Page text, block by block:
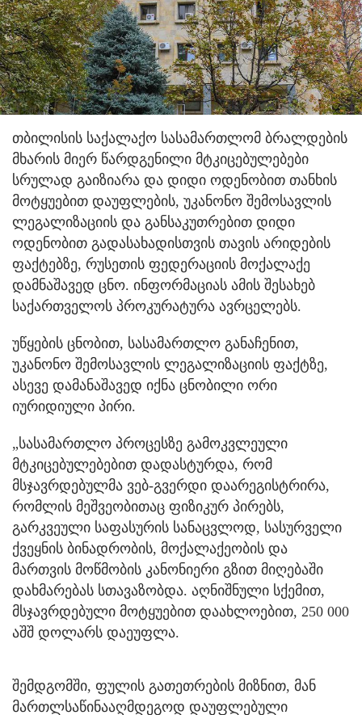
თბილისის საქალაქო სასამართლომ ბრალდების
მხარის მიერ წარდგენილი მტკიცებულებები
სრულად გაიზიარა და დიდი ოდენობით თანხის
მოტყუებით დაუფლების, უკანონო შემოსავლის
ლეგალიზაციის და განსაკუთრებით დიდი
ოდენობით გადასახადისთვის თავის არიდების
ფაქტებზე, რუსეთის ფედერაციის მოქალაქე
დამნაშავედ ცნო. ინფორმაციას ამის შესახებ
საქართველოს პროკურატურა ავრცელებს.
უწყების ცნობით, სასამართლო განაჩენით,
უკანონო შემოსავლის ლეგალიზაციის ფაქტზე,
ასევე დამანაშავედ იქნა ცნობილი ორი
იურიდიული პირი.
„სასამართლო პროცესზე გამოკვლეული
მტკიცებულებებით დადასტურდა, რომ
მსჯავრდებულმა ვებ-გვერდი დაარეგისტრირა,
რომლის მეშვეობითაც ფიზიკურ პირებს,
გარკვეული საფასურის სანაცვლოდ, სასურველი
ქვეყნის ბინადრობის, მოქალაქეობის და
მართვის მოწმობის კანონიერი გზით მიღებაში
დახმარებას სთავაზობდა. აღნიშნული სქემით,
მსჯავრდებული მოტყუებით დაახლოებით, 250 000
აშშ დოლარს დაეუფლა.
შემდგომში, ფულის გათეთრების მიზნით, მან
მართლსაწინააღმდეგოდ დაუფლებული